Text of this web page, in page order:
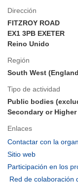
Dirección
FITZROY ROAD
EX1 3PB EXETER
Reino Unido
Región
South West
Tipo de actividad
Public bodies
Secondary or
Enlaces
Contactar con la
Sitio web
abrirá
en
Participación en los
Red de colaboración